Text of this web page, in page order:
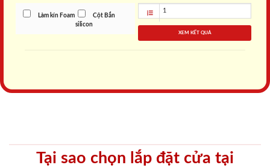
Làm kín Foam
Cột Bắn
silicon
XEM KẾT QUẢ
Tại sao chọn lắp đặt cửa tại